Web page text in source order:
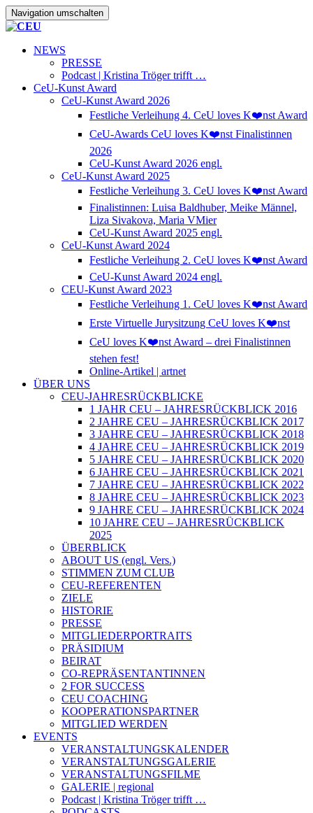
Navigation umschalten
NEWS
PRESSE
Podcast | Kristina Tröger trifft …
CeU-Kunst Award
CeU-Kunst Award 2026
Festliche Verleihung 4. CeU loves K❤️nst Award
CeU-Awards CeU loves K❤️nst Finalistinnen
2026
CeU-Kunst Award 2026 engl.
CeU-Kunst Award 2025
Festliche Verleihung 3. CeU loves K❤️nst Award
Finalistinnen: Luisa Baldhuber, Meike Männel,
Liza Sivakova, Maria VMier
CeU-Kunst Award 2025 engl.
CeU-Kunst Award 2024
Festliche Verleihung 2. CeU loves K❤️nst Award
CeU-Kunst Award 2024 engl.
CEU-Kunst Award 2023
Festliche Verleihung 1. CeU loves K❤️nst Award
Erste Virtuelle Jurysitzung CeU loves K❤️nst
CeU loves K❤️nst Award – drei Finalistinnen
stehen fest!
Online-Artikel | artnet
ÜBER UNS
CEU-JAHRESRÜCKBLICKE
1 JAHR CEU – JAHRESRÜCKBLICK 2016
2 JAHRE CEU – JAHRESRÜCKBLICK 2017
3 JAHRE CEU – JAHRESRÜCKBLICK 2018
4 JAHRE CEU – JAHRESRÜCKBLICK 2019
5 JAHRE CEU – JAHRESRÜCKBLICK 2020
6 JAHRE CEU – JAHRESRÜCKBLICK 2021
7 JAHRE CEU – JAHRESRÜCKBLICK 2022
8 JAHRE CEU – JAHRESRÜCKBLICK 2023
9 JAHRE CEU – JAHRESRÜCKBLICK 2024
10 JAHRE CEU – JAHRESRÜCKBLICK
2025
ÜBERBLICK
ABOUT US (engl. Vers.)
STIMMEN ZUM CLUB
CEU-REFERENTEN
ZIELE
HISTORIE
PRESSE
MITGLIEDERPORTRAITS
PRÄSIDIUM
BEIRAT
CO-REPRÄSENTANTINNEN
2 FOR SUCCESS
CEU COACHING
KOOPERATIONSPARTNER
MITGLIED WERDEN
EVENTS
VERANSTALTUNGSKALENDER
VERANSTALTUNGSGALERIE
VERANSTALTUNGSFILME
GALERIE | regional
Podcast | Kristina Tröger trifft …